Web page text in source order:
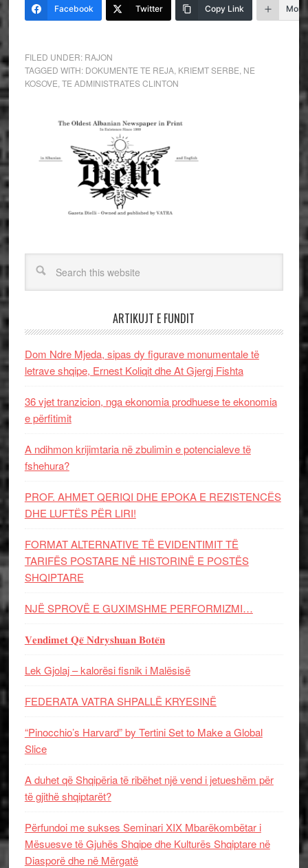
Facebook Twitter Copy Link More
FILED UNDER: RAJON
TAGGED WITH: DOKUMENTE TE REJA, KRIEMT SERBE NE
KOSOVE TE ADMINISTRATES CLINTON
ARTIKUJT E FUNDIT
Dom Ndre Mjeda, sipas dy figurave monumentale të
letrave shqipe, Ernest Koliqit dhe At Gjergj Fishta
36 vjet tranzicion, nga ekonomia prodhuese te ekonomia
e përfitimit
A ndihmon krijimtaria në zbulimin e potencialeve të
fshehura?
PROF. AHMET QERIQI DHE EPOKA E REZISTENCЁS
DHE LUFTЁS PЁR LIRI!
FORMAT ALTERNATIVE TË EVIDENTIMIT TË
TARIFËS POSTARE NË HISTORINË E POSTËS
SHQIPTARE
NJË SPROVË E GUXIMSHME PERFORMIZMI…
𝐕𝐞𝐧𝐝𝐢𝐦𝐞𝐭 𝐐𝐞̈ 𝐍𝐝𝐫𝐲𝐬𝐡𝐮𝐚𝐧 𝐁𝐨𝐭𝐞̈𝐧
Lek Gjolaj – kalorësi fisnik i Malësisë
FEDERATA VATRA SHPALLË KRYESINË
“Pinocchio’s Harvard” by Tertini Set to Make a Global
Slice
A duhet që Shqipëria të ribëhet një vend i jetueshëm për
të gjithë shqiptarët?
Përfundoi me sukses Seminari XIX Mbarëkombëtar i
Mësuesve të Gjuhës Shqipe dhe Kulturës Shqiptare në
Diasporë dhe në Mërgatë